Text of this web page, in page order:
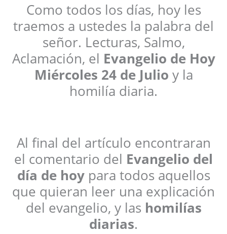
Como todos los días, hoy les
traemos a ustedes la palabra del
señor. Lecturas, Salmo,
Aclamación, el Evangelio de Hoy
Miércoles 24 de Julio y la
homilía diaria.
Al final del artículo encontraran
el comentario del Evangelio del
día de hoypara todos aquellos
que quieran leer una explicación
del evangelio, y las homilías
diarias.